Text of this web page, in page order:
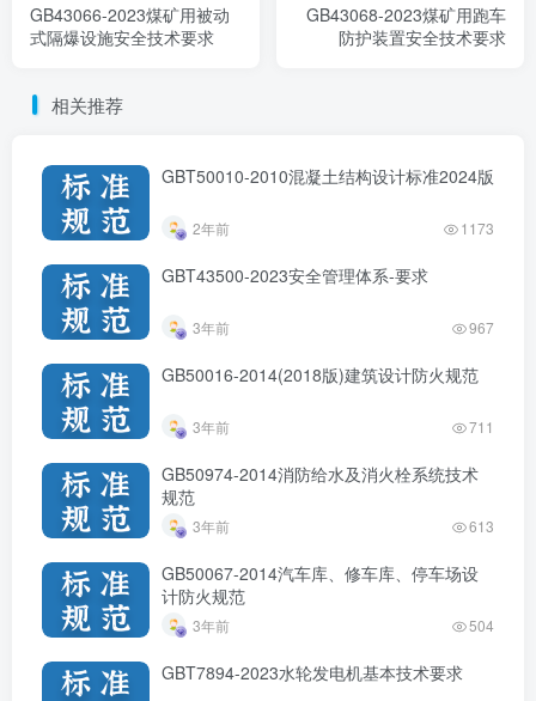
GB43066-2023煤矿用被动
式隔爆设施安全技术要求
GB43068-2023煤矿用跑车
防护装置安全技术要求
相关推荐
GBT50010-2010混凝土结构设计标准2024版
2年前 1173
GBT43500-2023安全管理体系-要求
3年前 967
GB50016-2014(2018版)建筑设计防火规范
3年前 711
GB50974-2014消防给水及消火栓系统技术
规范
3年前 613
GB50067-2014汽车库、修车库、停车场设
计防火规范
3年前 504
GBT7894-2023水轮发电机基本技术要求